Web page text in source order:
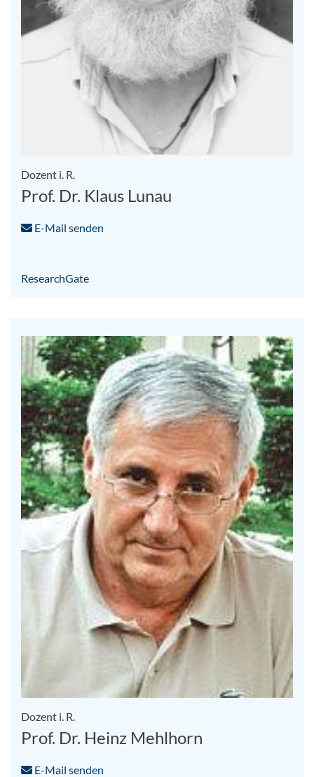
Dozent i. R.
Prof. Dr. Klaus Lunau
E-Mail senden
ResearchGate
Dozent i. R.
Prof. Dr. Heinz Mehlhorn
E-Mail senden